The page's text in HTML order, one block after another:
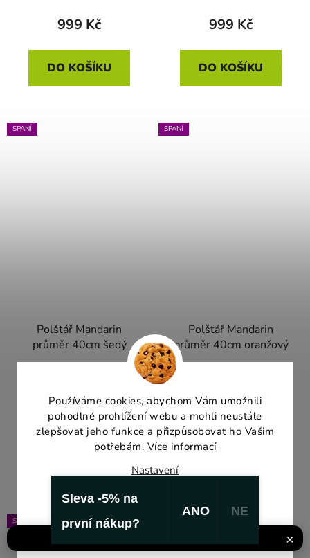
Používáme cookies, abychom Vám umožnili
pohodlné prohlížení webu a mohli neustále
zlepšovat jeho funkce a přizpůsobovat ho Vašim
potřebám. Více informací
Nastavení
Souhlasím
999 Kč
DO KOŠÍKU
999 Kč
DO KOŠÍKU
SPANÍ
Polštář Mandarin
průměr 40cm šedý
999 Kč
SPANÍ
Polštář Mandarin
průměr 40cm oranžový
999 Kč
SPANÍ
×
Sleva -5% na
první nákup?
ANO NE